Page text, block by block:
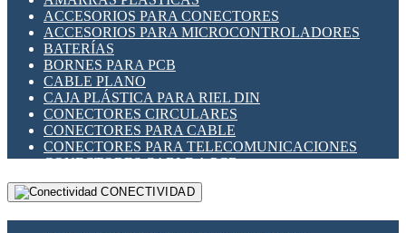
INDICADORES PARA PANEL
INTERFACES DE RELÉ
INTERRUPTORES FIN DE CARRERA
LLAVES CONMUTADORAS
MEDIDORES DE ENERGÍA Y TC'S DE CORRIENTE
MOTORES PASO A PASO
PANTALLAS HMI
PLC -CONTROLADORES LÓGICO PROGRAMABLES
PROGRAMADORES DE HORARIO
RELÉS DE PROTECCIÓN
SENSORES CAPACITIVOS
ACCESORIOS PARA CONECTORES
ACCESORIOS PARA MICROCONTROLADORES
BATERÍAS
BORNES PARA PCB
CABLE PLANO
CAJA PLÁSTICA PARA RIEL DIN
CONECTORES CIRCULARES
CONECTORES PARA CABLE
CONECTORES PARA TELECOMUNICACIONES
CONECTORES CABLE A PCB
CONECTORES PCB A CABLE
DIP SWITCHESCONECTIVIDAD